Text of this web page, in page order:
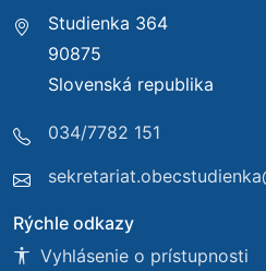
Studienka 364
90875
Slovenská republika
034/7782 151
Rýchle odkazy
Vyhlásenie o prístupnosti